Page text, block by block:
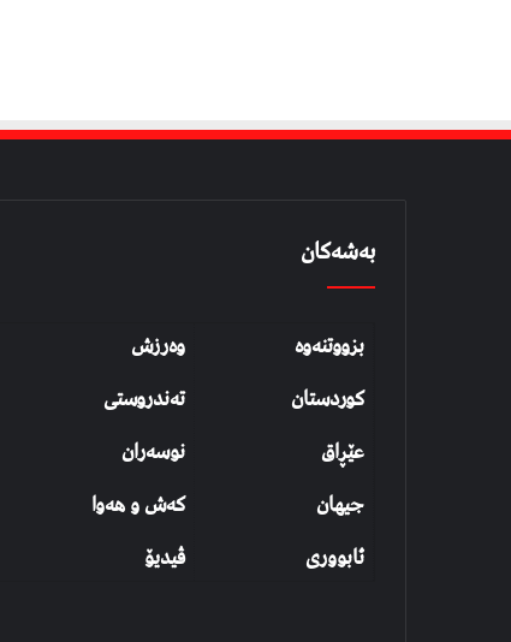
بەشەکان
بزووتنەوە
کوردستان
عێڕاق
جیهان
ئابووری
وەرزش
تەندروستی
نوسەران
کەش و هەوا
ڤیدیۆ